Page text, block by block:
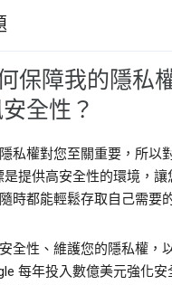
保障我的隱私
全性？
私權對您至關重要，所以
是提供高安全性的環境，
時都能輕鬆存取自己需要
全性、維護您的隱私權，
每年投入數億美元強化